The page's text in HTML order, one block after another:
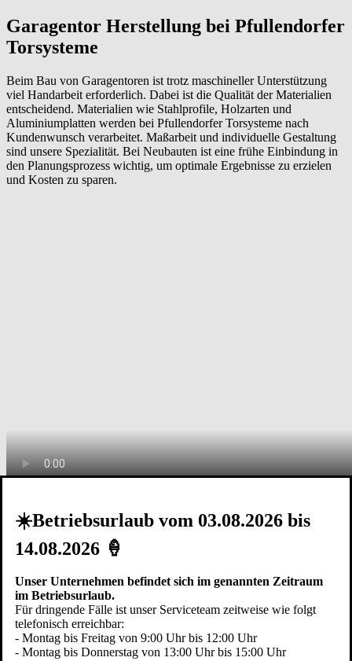
Garagentor Herstellung bei Pfullendorfer
Torsysteme
Beim Bau von Garagentoren ist trotz maschineller Unterstützung
viel Handarbeit erforderlich. Dabei ist die Qualität der Materialien
entscheidend. Materialien wie Stahlprofile, Holzarten und
Aluminiumplatten werden bei Pfullendorfer Torsysteme nach
Kundenwunsch verarbeitet. Maßarbeit und individuelle Gestaltung
sind unsere Spezialität. Bei Neubauten ist eine frühe Einbindung in
den Planungsprozess wichtig, um optimale Ergebnisse zu erzielen
und Kosten zu sparen.
☀️Betriebsurlaub vom 03.08.2026 bis
14.08.2026 🍦
Unser Unternehmen befindet sich im genannten Zeitraum
im Betriebsurlaub.
Für dringende Fälle ist unser Serviceteam zeitweise wie folgt
telefonisch erreichbar:
- Montag bis Freitag von 9:00 Uhr bis 12:00 Uhr
- Montag bis Donnerstag von 13:00 Uhr bis 15:00 Uhr
Home
Pfullendorfer Tor-Systeme
Kipptorstraße 1-3
88630 Pfullendorf / Aach-Linz
Deutschland
Telefon:+49 (0)7552 2602-0
Telefax: +49 (0)7552 6855